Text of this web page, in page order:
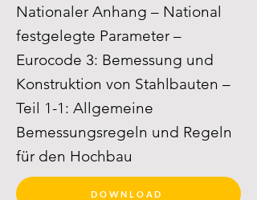
Nationaler Anhang – National
festgelegte Parameter –
Eurocode 3: Bemessung und
Konstruktion von Stahlbauten –
Teil 1-1: Allgemeine
Bemessungsregeln und Regeln
für den Hochbau
DOWNLOAD